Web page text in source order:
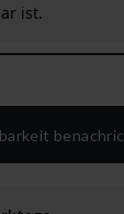
ist.